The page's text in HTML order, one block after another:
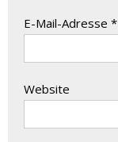
E-Mail-Adresse *
Website